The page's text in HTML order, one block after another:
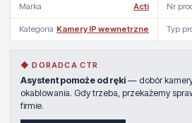
Marka Acti Nr
Kategoria Kamery IP wewnetrzne Typ
◆ DORADCA CTR
Asystent pomoże od ręki — dobór
okablowania. Gdy trzeba, przekażemy
firmie.